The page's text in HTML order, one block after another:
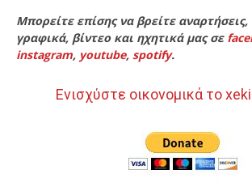
Μπορείτε επίσης να βρείτε
γραφικά, βίντεο και ηχητικά μας σε
instagram, youtube, spotify.
Ενισχύστε οικονομικά το